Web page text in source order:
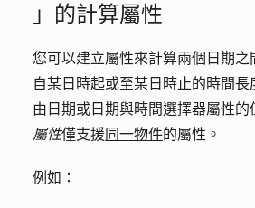
」的計算屬性
您可以建立屬性來計算兩個日期之
自某日時起或至某日時止的時間
由日期或日期與時間選擇器屬性的
屬性僅支援同一物件的屬性。
例如：